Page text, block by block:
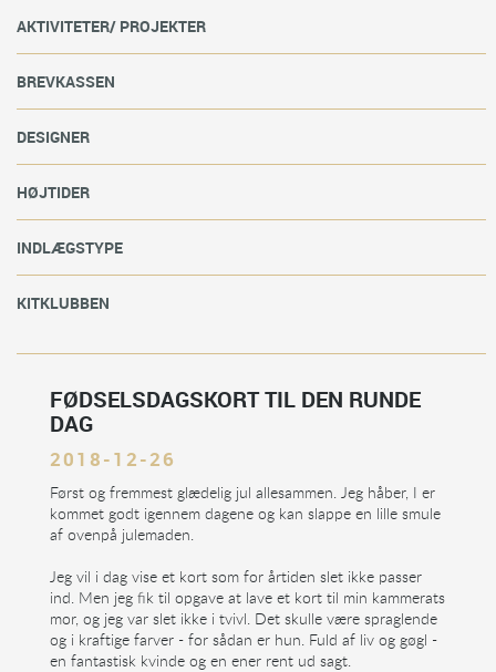
AKTIVITETER/ PROJEKTER
BREVKASSEN
DESIGNER
HØJTIDER
INDLÆGSTYPE
KITKLUBBEN
FØDSELSDAGSKORT TIL DEN RUNDE
DAG
2018-12-26
Først og fremmest glædelig jul allesammen. Jeg håber, I er
kommet godt igennem dagene og kan slappe en lille smule
af ovenpå julemaden.
Jeg vil i dag vise et kort som for årtiden slet ikke passer
ind. Men jeg fik til opgave at lave et kort til min kammerats
mor, og jeg var slet ikke i tvivl. Det skulle være spraglende
og i kraftige farver - for sådan er hun. Fuld af liv og gøgl -
en fantastisk kvinde og en ener rent ud sagt.